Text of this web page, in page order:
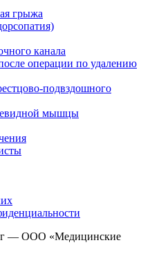
грыжа
канала
операции по удалению
подвздошного
мышцы
— ООО «Медицинские